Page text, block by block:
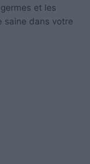
et les
saine dans votre